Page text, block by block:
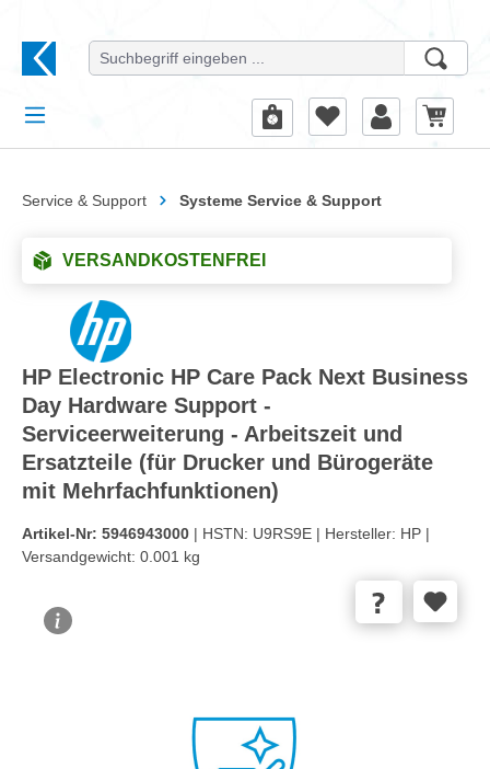
Service & Support Systeme Service & Support
VERSANDKOSTENFREI
HP Electronic HP Care Pack Next Business
Day Hardware Support -
Serviceerweiterung - Arbeitszeit und
Ersatzteile (für Drucker und Bürogeräte
mit Mehrfachfunktionen)
Artikel-Nr: 5946943000 | HSTN: U9RS9E | Hersteller: HP |
Versandgewicht: 0.001 kg